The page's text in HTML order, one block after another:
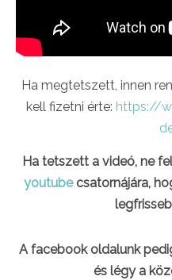
Ha megtetszett, innen
kell fizetni érte: https://
Ha tetszett a videó, ne
youtubecsatornájára,
A facebook oldalunk
és légy a